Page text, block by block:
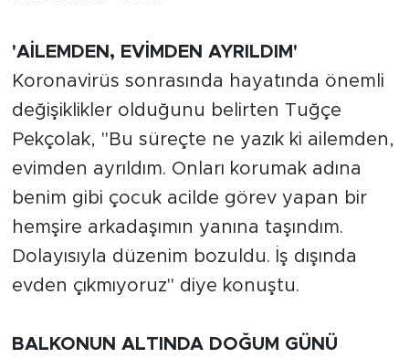
'AİLEMDEN, EVİMDEN AYRILDIM'
Koronavirüs sonrasında hayatında önemli
değişiklikler olduğunu belirten Tuğçe
Pekçolak, "Bu süreçte ne yazık ki ailemden,
evimden ayrıldım. Onları korumak adına
benim gibi çocuk acilde görev yapan bir
hemşire arkadaşımın yanına taşındım.
Dolayısıyla düzenim bozuldu. İş dışında
evden çıkmıyoruz" diye konuştu.
BALKONUN ALTINDA DOĞUM GÜNÜ